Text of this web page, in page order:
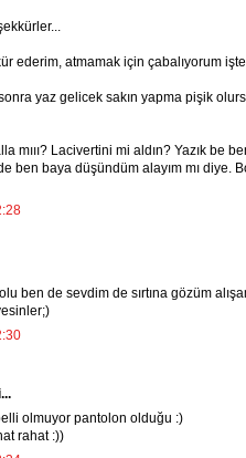
ederim, atmamak için çabalıyorum
yaz gelicek sakın yapma pişik
mııı? Lacivertini mi aldın? Yazık be
ben baya düşündüm alayım mı diye.
ben de sevdim de sırtına gözüm
olmuyor pantolon olduğu :)
rahat :))